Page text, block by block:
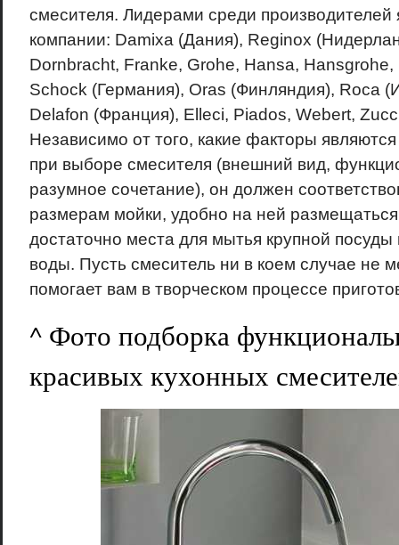
смесителя. Лидерами среди производителей
компании: Damixa (Дания), Reginox
Dornbracht, Franke, Grohe, Hansa,
Schock (Германия), Oras (Финляндия), Roca
Delafon (Франция), Elleci, Piados, Webert,
Независимо от того, какие факторы
при выборе смесителя (внешний вид,
разумное сочетание), он должен
размерам мойки, удобно на ней
достаточно места для мытья крупной
воды. Пусть смеситель ни в коем случае не
помогает вам в творческом процессе
^ Фото подборка
красивых кухонных